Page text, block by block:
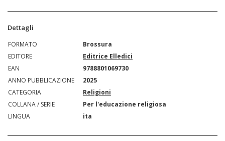
Dettagli
FORMATO
Brossura
EDITORE
Editrice Elledici
EAN
9788801069730
ANNO PUBBLICAZIONE
2025
CATEGORIA
Religioni
COLLANA / SERIE
Per l'educazione religiosa
LINGUA
ita